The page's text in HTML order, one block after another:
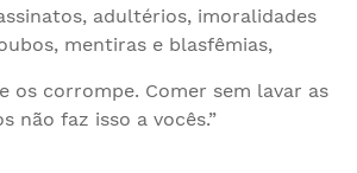
adultérios, imoralidades
mentiras e blasfêmias,
os corrompe. Comer sem lavar as
não faz isso a vocês.”